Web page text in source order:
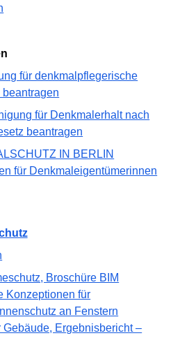
für denkmalpflegerische
für Denkmalerhalt nach
beantragen
IN BERLIN
für Denkmaleigentümerinnen
Broschüre BIM
Konzeptionen für
an Fenstern
Ergebnisbericht –